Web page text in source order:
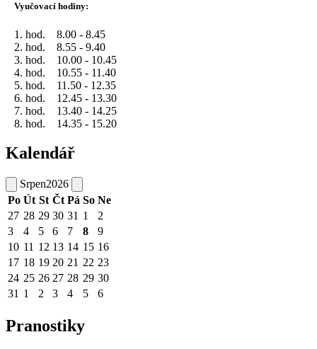
Vyučovací hodiny:
1. hod. 8.00 - 8.45
2. hod. 8.55 - 9.40
3. hod. 10.00 - 10.45
4. hod. 10.55 - 11.40
5. hod. 11.50 - 12.35
6. hod. 12.45 - 13.30
7. hod. 13.40 - 14.25
8. hod. 14.35 - 15.20
Kalendář
Srpen2026
Po Út St Čt Pá So Ne
27 28 29 30 31 1
2
3
4 5 6 7 8
9
10 11 12 13 14 15 16
17 18 19 20 21 22 23
24 25 26 27 28 29 30
31 1 2 3 4 5 6
Pranostiky